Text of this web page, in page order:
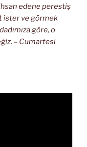
edene perestiş
ister ve görmek
göre, o
– Cumartesi